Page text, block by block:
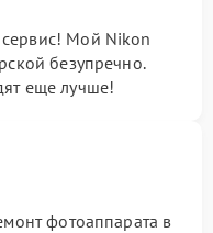
Мой Nikon
безупречно.
еще лучше!
фотоаппарата в